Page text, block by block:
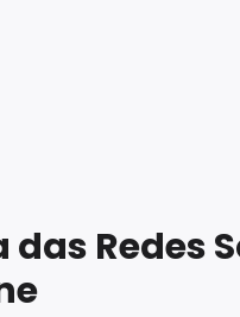
das Redes